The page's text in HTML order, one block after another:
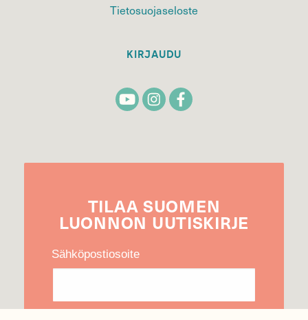
Tietosuojaseloste
KIRJAUDU
TILAA SUOMEN
LUONNON UUTIS­KIRJE
Sähköpostiosoite